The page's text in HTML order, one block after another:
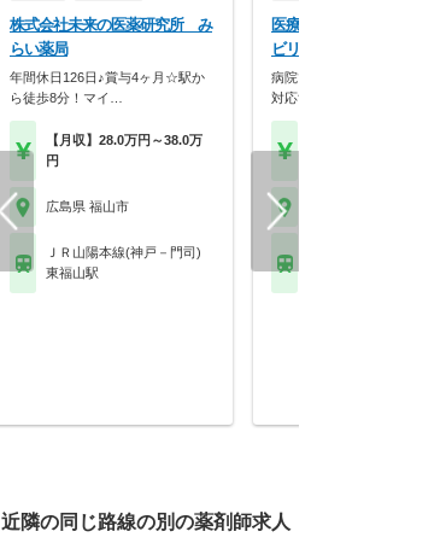
株式会社未来の医薬研究所 み
らい薬局
年間休日126日♪賞与4ヶ月☆駅か
ら徒歩8分！マイ…
【月収】28.0万円～38.0万
円
広島県 福山市
ＪＲ山陽本線(神戸－門司)
東福山駅
医療法人社団生和会 福
ビリテーション病院
病院での薬剤師勤務♪服薬指
対応することも可能で…
近隣の同じ路線の別の薬剤師求人